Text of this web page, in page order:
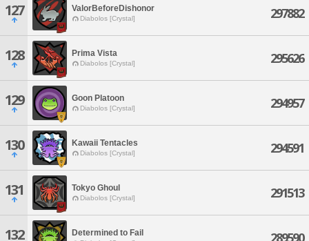
127 ValorBeforeDishonor
Diabolos [Crystal] 297882
128 Prima Vista
Diabolos [Crystal] 295626
129 Goon Platoon
Diabolos [Crystal] 294957
130 Kawaii Tentacles
Diabolos [Crystal] 294591
131 Tokyo Ghoul
Diabolos [Crystal] 291513
132 Determined to Fail 289590